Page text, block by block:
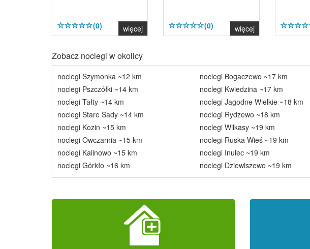
(0) więcej (0) więcej
Zobacz noclegi w okolicy
noclegi Szymonka ~12 km
noclegi Pszczółki ~14 km
noclegi Tałty ~14 km
noclegi Stare Sady ~14 km
noclegi Kozin ~15 km
noclegi Owczarnia ~15 km
noclegi Kalinowo ~15 km
noclegi Górkło ~16 km
noclegi Bogaczewo ~17 km
noclegi Kwiedzina ~17 km
noclegi Jagodne Wielkie ~18 km
noclegi Rydzewo ~18 km
noclegi Wilkasy ~19 km
noclegi Ruska Wieś ~19 km
noclegi Inulec ~19 km
noclegi Dziewiszewo ~19 km